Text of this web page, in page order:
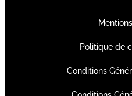
Politique de
Conditions